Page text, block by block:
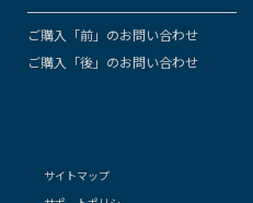
ご購入「前」のお問い合わせ
ご購入「後」のお問い合わせ
サイトマップ